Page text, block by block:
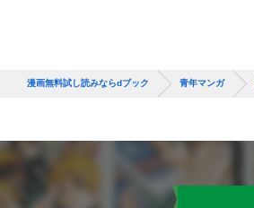
漫画無料試し読みならdブック 青年マンガ